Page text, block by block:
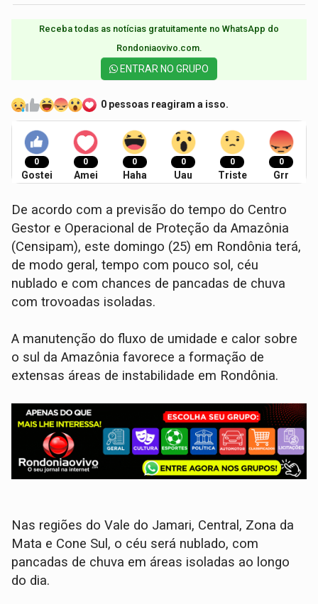
Receba todas as notícias gratuitamente no WhatsApp do
Rondoniaovivo.com.​
ENTRAR NO GRUPO
0 pessoas reagiram a isso.
0
Gostei
0
Amei
0
Haha
0
Uau
0
Triste
0
Grr
De acordo com a previsão do tempo do Centro
Gestor e Operacional de Proteção da Amazônia
(Censipam), este domingo (25) em Rondônia terá,
de modo geral, tempo com pouco sol, céu
nublado e com chances de pancadas de chuva
com trovoadas isoladas.
A manutenção do fluxo de umidade e calor sobre
o sul da Amazônia favorece a formação de
extensas áreas de instabilidade em Rondônia.
Nas regiões do Vale do Jamari, Central, Zona da
Mata e Cone Sul, o céu será nublado, com
pancadas de chuva em áreas isoladas ao longo
do dia.